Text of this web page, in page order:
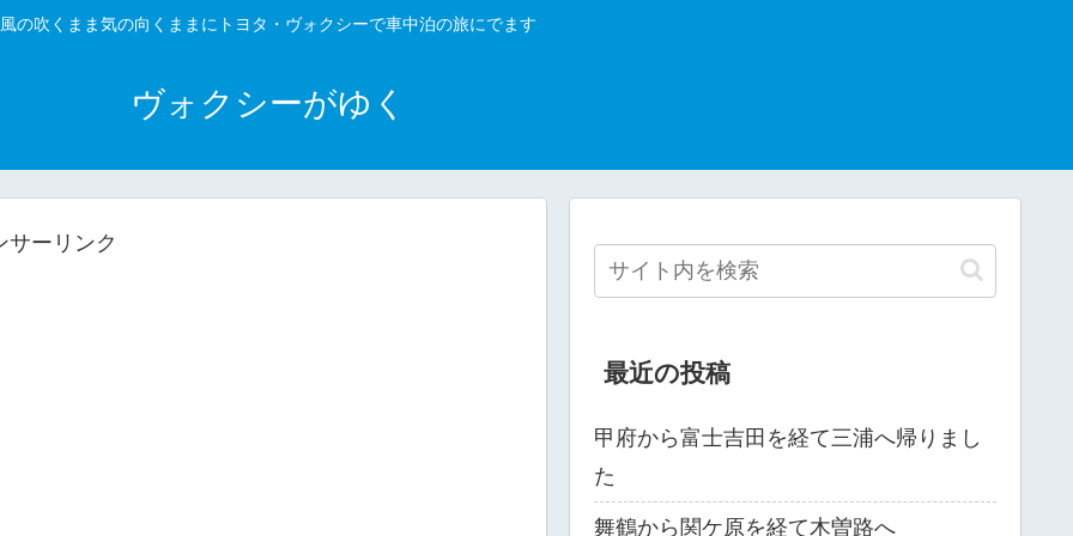
風の吹くまま気の向くままにトヨタ・ヴォクシーで車中泊の旅にでます
ヴォクシーがゆく
サーリンク
最近の投稿
甲府から富士吉田を経て三浦へ帰りまし
た
舞鶴から関ケ原を経て木曽路へ